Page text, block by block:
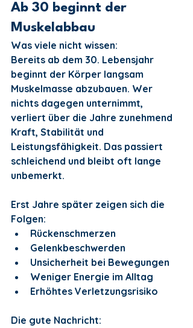
Ab 30 beginnt der
Muskelabbau
Was viele nicht wissen:
Bereits ab dem 30. Lebensjahr
beginnt der Körper langsam
Muskelmasse abzubauen. Wer
nichts dagegen unternimmt,
verliert über die Jahre zunehmend
Kraft, Stabilität und
Leistungsfähigkeit. Das passiert
schleichend und bleibt oft lange
unbemerkt.
Erst Jahre später zeigen sich die
Folgen:
Rückenschmerzen
Gelenkbeschwerden
Unsicherheit bei Bewegungen
Weniger Energie im Alltag
Erhöhtes Verletzungsrisiko
Die gute Nachricht: